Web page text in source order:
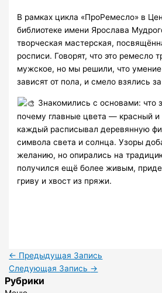
В рамках цикла «ПроРемесло» в
библиотеке имени Ярослава
творческая мастерская,
росписи. Говорят, что это ремесло
мужское, но мы решили, что
зависят от пола, и смело взялись
Знакомились с основами: что
почему главные цвета — красный
каждый расписывал деревянную
символа света и солнца. Узоры
желанию, но опирались на
получился ещё более живым,
гриву и хвост из пряжи.
← Предыдущая Запись
Следующая Запись →
Рубрики